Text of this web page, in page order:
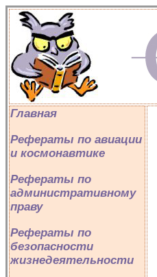
Главная
Рефераты по авиации
и космонавтике
Рефераты по
административному
праву
Рефераты по
безопасности
жизнедеятельности